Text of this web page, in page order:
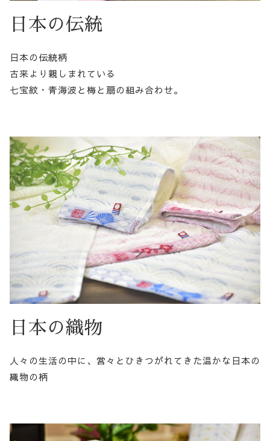
日本の伝統
日本の伝統柄
古来より親しまれている
七宝紋・青海波と梅と扇の組み合わせ。
日本の織物
人々の生活の中に、営々とひきつがれてきた温かな日本の
織物の柄